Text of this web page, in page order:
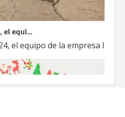
el equipo de la empresa